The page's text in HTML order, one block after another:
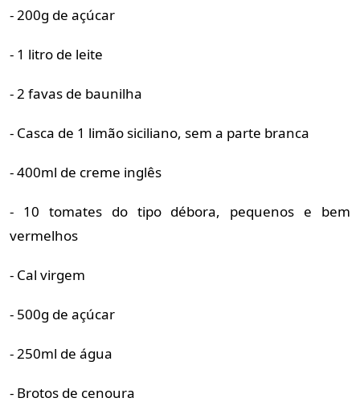
- 200g de açúcar
- 1 litro de leite
- 2 favas de baunilha
- Casca de 1 limão siciliano, sem a parte branca
- 400ml de creme inglês
- 10 tomates do tipo débora, pequenos e bem
vermelhos
- Cal virgem
- 500g de açúcar
- 250ml de água
- Brotos de cenoura